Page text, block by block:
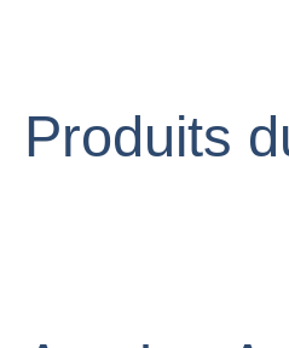
Produits